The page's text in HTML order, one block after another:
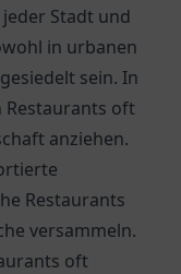
Stadt und
in urbanen
sein. In
Restaurants oft
anziehen.
Restaurants
versammeln.
oft